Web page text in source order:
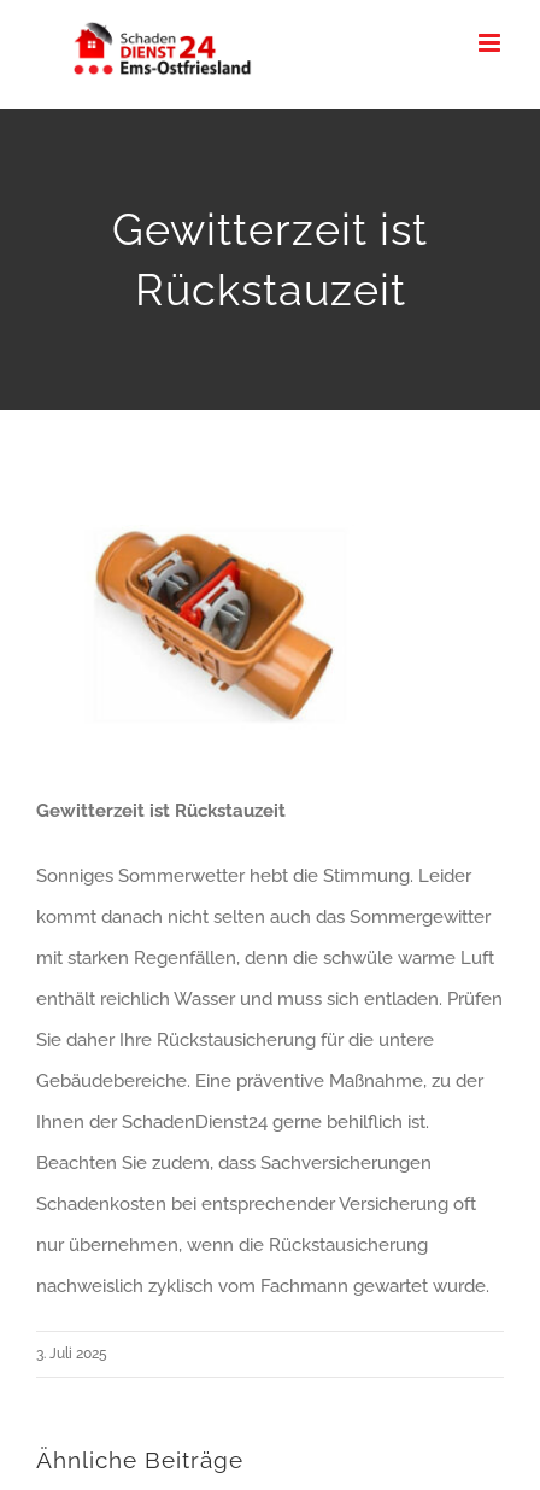
Gewitterzeit ist
Rückstauzeit
Gewitterzeit ist Rückstauzeit
Sonniges Sommerwetter hebt die Stimmung. Leider
kommt danach nicht selten auch das Sommergewitter
mit starken Regenfällen, denn die schwüle warme Luft
enthält reichlich Wasser und muss sich entladen. Prüfen
Sie daher Ihre Rückstausicherung für die untere
Gebäudebereiche. Eine präventive Maßnahme, zu der
Ihnen der SchadenDienst24 gerne behilflich ist.
Beachten Sie zudem, dass Sachversicherungen
Schadenkosten bei entsprechender Versicherung oft
nur übernehmen, wenn die Rückstausicherung
nachweislich zyklisch vom Fachmann gewartet wurde.
3. Juli 2025
Ähnliche Beiträge